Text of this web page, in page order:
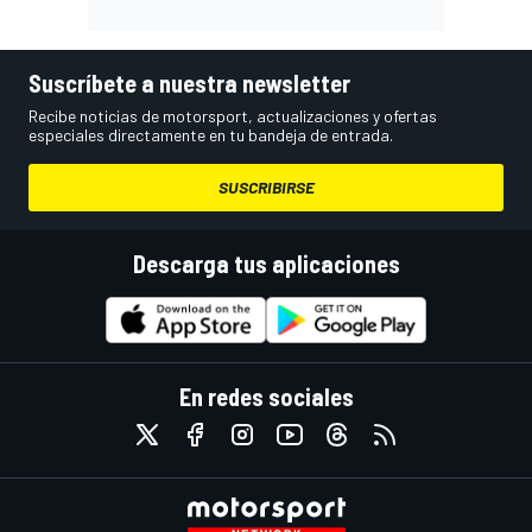
Suscríbete a nuestra newsletter
Recibe noticias de motorsport, actualizaciones y ofertas
especiales directamente en tu bandeja de entrada.
SUSCRIBIRSE
Descarga tus aplicaciones
En redes sociales